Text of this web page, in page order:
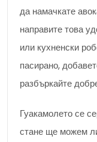
да намачкате
направите това
или кухненски
пасирано,
разбъркайте
Гуакамолето се
стане ще можем